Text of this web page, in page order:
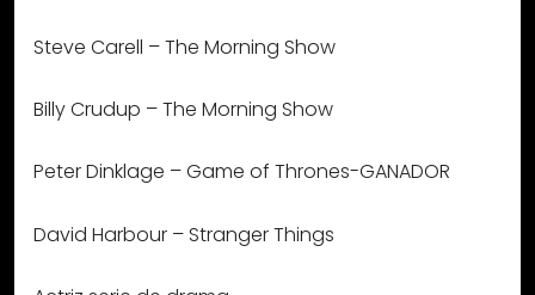
Steve Carell – The Morning Show
Billy Crudup – The Morning Show
Peter Dinklage – Game of Thrones-GANADOR
David Harbour – Stranger Things